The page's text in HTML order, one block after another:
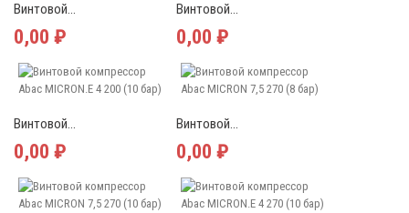
Винтовой...
0,00 ₽
Винтовой...
0,00 ₽
Винтовой...
0,00 ₽
Винтовой...
0,00 ₽